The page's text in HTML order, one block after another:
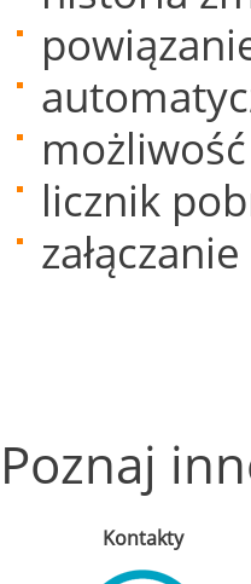
licznik
Poznaj
Kontakty